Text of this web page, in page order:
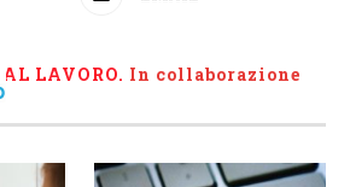
LAVORO. In collaborazione